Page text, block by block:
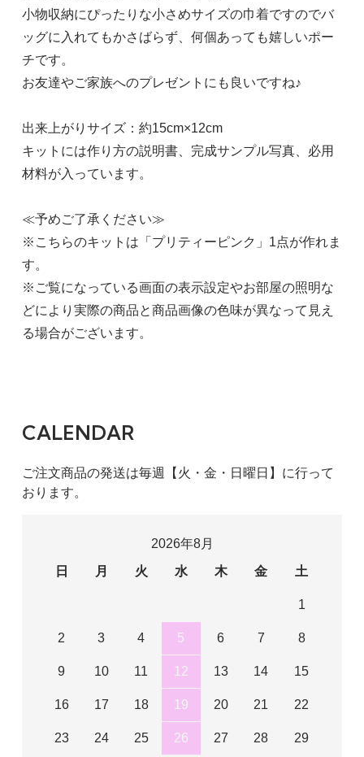
小物収納にぴったりな小さめサイズの巾着ですのでバ
ッグに入れてもかさばらず、何個あっても嬉しいポー
チです。
お友達やご家族へのプレゼントにも良いですね♪
出来上がりサイズ：約15cm×12cm
キットには作り方の説明書、完成サンプル写真、必用
材料が入っています。
≪予めご了承ください≫
※こちらのキットは「プリティーピンク」1点が作れま
す。
※ご覧になっている画面の表示設定やお部屋の照明な
どにより実際の商品と商品画像の色味が異なって見え
る場合がございます。
CALENDAR
ご注文商品の発送は毎週【火・金・日曜日】に行って
おります。
2026年8月
日
月 火 水 木 金 土
1
2 3 4 5 6 7 8
9 10 11 12 13 14 15
16 17 18 19 20 21 22
23 24 25 26 27 28 29